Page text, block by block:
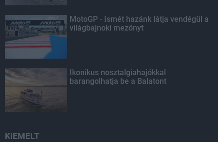
MotoGP - Ismét hazánk látja vendégül a
világbajnoki mezőnyt
Ikonikus nosztalgiahajókkal
barangolhatja be a Balatont
KIEMELT